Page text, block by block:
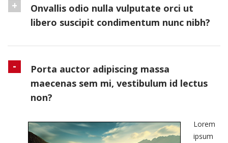
Onvallis odio nulla vulputate orci ut
libero suscipit condimentum nunc nibh?
Porta auctor adipiscing massa
maecenas sem mi, vestibulum id lectus
non?
Lorem
ipsum